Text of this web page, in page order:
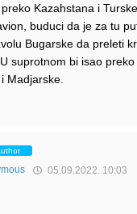
Kazahstana i
buduci da je za tu
Bugarske da preleti
suprotnom bi isao preko
Madjarske.
05.09.2022. 10:03